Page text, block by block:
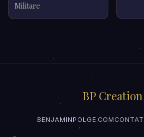
Militare
BP Creation
BENJAMINPOLGE.COM